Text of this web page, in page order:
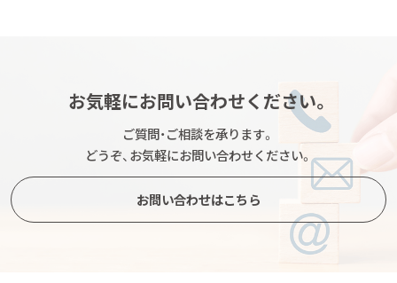
お気軽にお問い合わせください。
ご質問・ご相談を承ります。
どうぞ、お気軽にお問い合わせください。
お問い合わせはこちら